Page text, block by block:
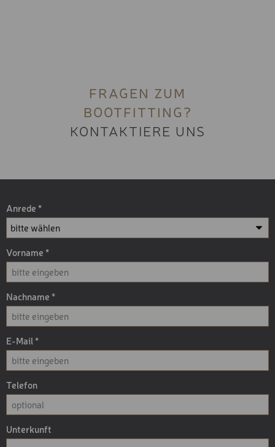
FRAGEN ZUM
BOOTFITTING?
KONTAKTIERE UNS
Anrede
Vorname
Nachname
E-Mail
Telefon
Unterkunft